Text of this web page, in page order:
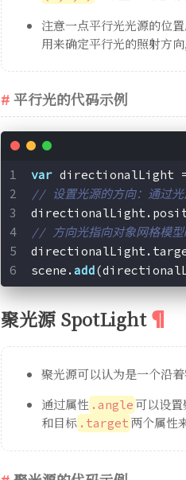
注意一点平行光光源的位
用来确定平行光的照射方
平行光的代码示例
var directionalLight
// 设置光源的方向：通过
// 方向光指向对象网格模
scene.add
聚光源 SpotLight
聚光源可以认为是一个沿
通过属性 .angle 可以设
和目标 .target 两个属性